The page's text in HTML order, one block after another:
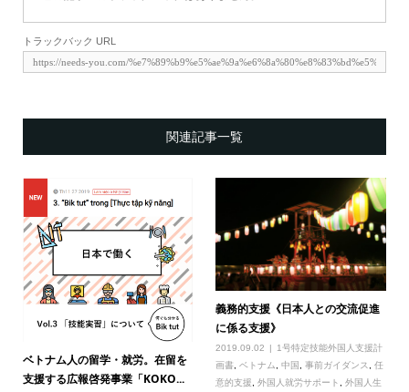
トラックバック URL
関連記事一覧
ベトナム人の留学・就労。在留を
支援する広報啓発事業「KOKO...
義務的支援《日本人との交流促進
に係る支援》
2019.09.02
1号特定技能外国人支援計
画書,ベトナム,中国 ,事前ガイダンス,任
意的支援,外国人就労サポート ,外国人生